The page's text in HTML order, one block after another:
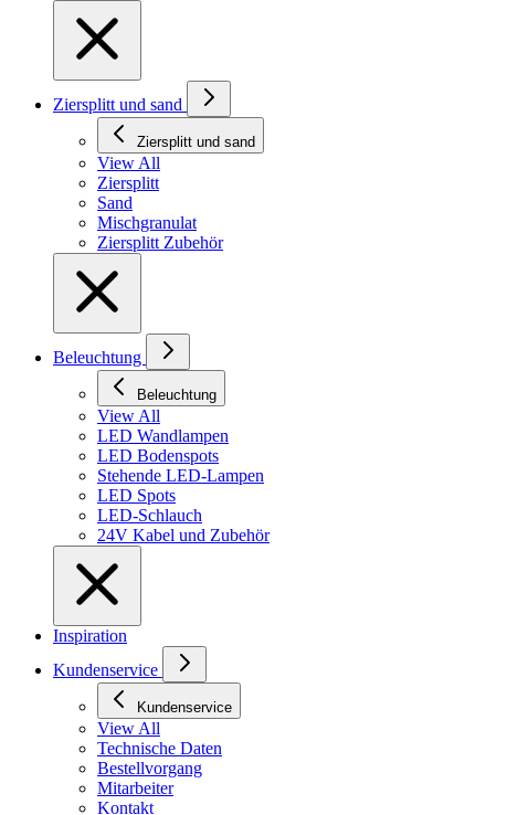
Ziersplitt und sand
Ziersplitt und sand
View All
Ziersplitt
Sand
Mischgranulat
Ziersplitt Zubehör
Beleuchtung
Beleuchtung
View All
LED Wandlampen
LED Bodenspots
Stehende LED-Lampen
LED Spots
LED-Schlauch
24V Kabel und Zubehör
Inspiration
Kundenservice
Kundenservice
View All
Technische Daten
Bestellvorgang
Mitarbeiter
Kontakt